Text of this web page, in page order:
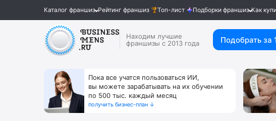
Каталог франшиз Рейтинг франшиз Топ-лист Подборки франшиз Как
Находим лучшие
франшизы с 2013 года
Подобрать за
Пока все учатся пользоваться ИИ,
вы можете зарабатывать на их обучении
по 500 тыс. каждый месяц
получить бизнес-план ↓